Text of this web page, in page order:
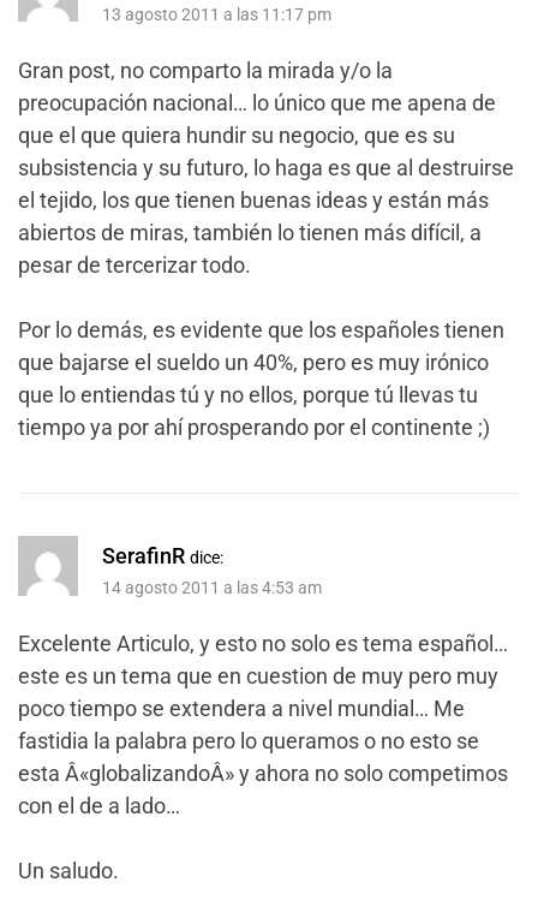
13 agosto 2011 a las 11:17 pm
Gran post, no comparto la mirada y/o la
preocupación nacional… lo único que me apena de
que el que quiera hundir su negocio, que es su
subsistencia y su futuro, lo haga es que al destruirse
el tejido, los que tienen buenas ideas y están más
abiertos de miras, también lo tienen más difícil, a
pesar de tercerizar todo.
Por lo demás, es evidente que los españoles tienen
que bajarse el sueldo un 40%, pero es muy irónico
que lo entiendas tú y no ellos, porque tú llevas tu
tiempo ya por ahí prosperando por el continente ;)
SerafinR dice:
14 agosto 2011 a las 4:53 am
Excelente Articulo, y esto no solo es tema español…
este es un tema que en cuestion de muy pero muy
poco tiempo se extendera a nivel mundial… Me
fastidia la palabra pero lo queramos o no esto se
esta Â«globalizandoÂ» y ahora no solo competimos
con el de a lado…
Un saludo.